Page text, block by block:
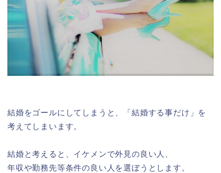
結婚をゴールにしてしまうと、「結婚する事だけ」を
考えてしまいます。
結婚と考えると、イケメンで外見の良い人、
年収や勤務先等条件の良い人を選ぼうとします。